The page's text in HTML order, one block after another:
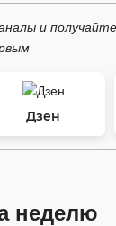
и
Дзен
неделю